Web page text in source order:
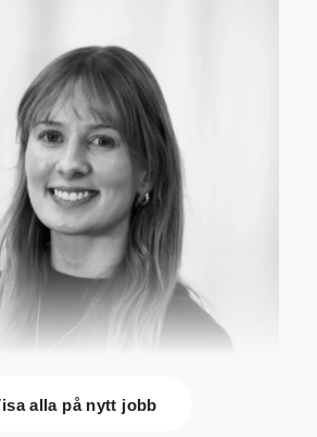
är ny energispecialist på
alla på nytt jobb